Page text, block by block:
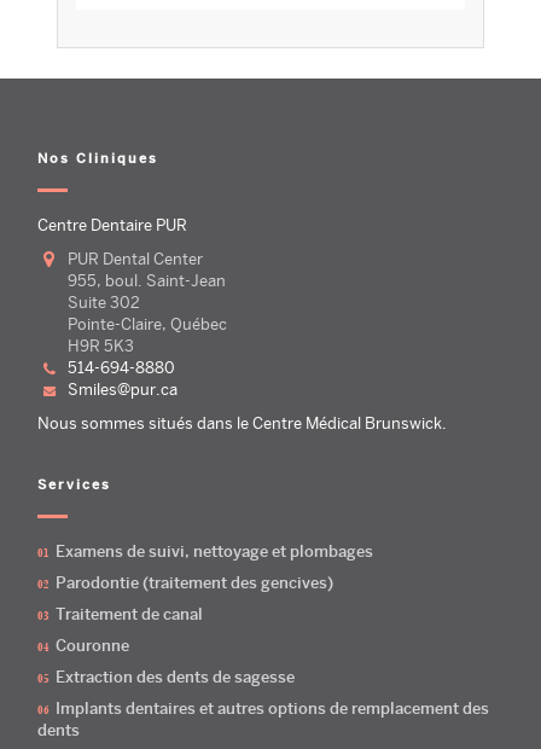
Nos Cliniques
Centre Dentaire PUR
PUR Dental Center
955, boul. Saint-Jean
Suite 302
Pointe-Claire, Québec
H9R 5K3
514-694-8880
smiles@pur.ca
Nous sommes situés dans le Centre Médical Brunswick.
Services
Examens de suivi, nettoyage et plombages
Parodontie (traitement des gencives)
Traitement de canal
Couronne
Extraction des dents de sagesse
Implants dentaires et autres options de remplacement des
dents